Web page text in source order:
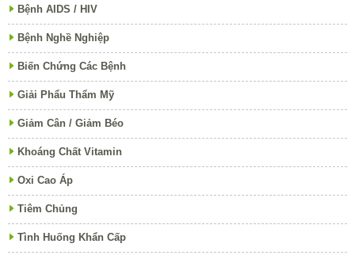
Bệnh AIDS / HIV
Bệnh Nghề Nghiệp
Biến Chứng Các Bệnh
Giải Phẩu Thẩm Mỹ
Giảm Cân / Giảm Béo
Khoáng Chất Vitamin
Oxi Cao Áp
Tiêm Chủng
Tình Huống Khẩn Cấp